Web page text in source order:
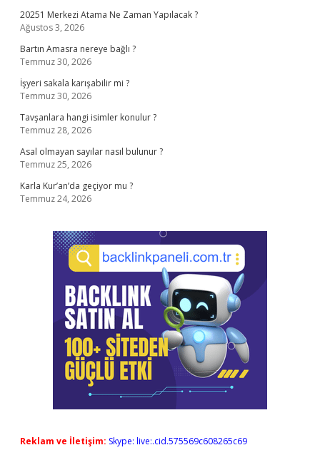
20251 Merkezi Atama Ne Zaman Yapılacak ?
Ağustos 3, 2026
Bartın Amasra nereye bağlı ?
Temmuz 30, 2026
İşyeri sakala karışabilir mi ?
Temmuz 30, 2026
Tavşanlara hangi isimler konulur ?
Temmuz 28, 2026
Asal olmayan sayılar nasıl bulunur ?
Temmuz 25, 2026
Karla Kur’an’da geçiyor mu ?
Temmuz 24, 2026
Reklam ve İletişim: Skype: live:.cid.575569c608265c69